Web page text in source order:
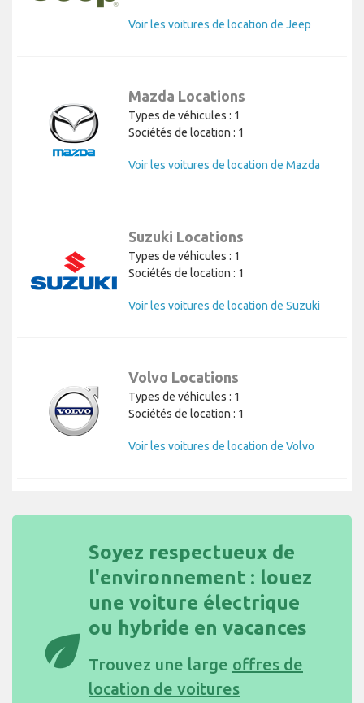
Voir les voitures de location de Jeep
Mazda Locations
Types de véhicules : 1
Sociétés de location : 1
Voir les voitures de location de Mazda
Suzuki Locations
Types de véhicules : 1
Sociétés de location : 1
Voir les voitures de location de Suzuki
Volvo Locations
Types de véhicules : 1
Sociétés de location : 1
Voir les voitures de location de Volvo
eco
Soyez respectueux de
l'environnement : louez
une voiture électrique
ou hybride en vacances
Trouvez une large offres de
location de voitures